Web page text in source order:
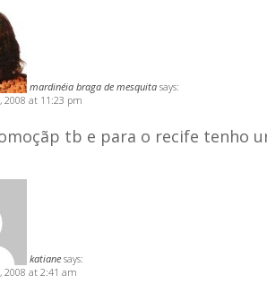
mardinéia braga de mesquita says:
2008 at 11:23 pm
tb e para o recife tenho
katiane says:
2008 at 2:41 am